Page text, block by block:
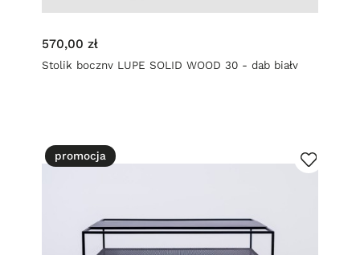
570,00 zł
Stolik boczny LUPE SOLID WOOD 30 - dąb biały
promocja